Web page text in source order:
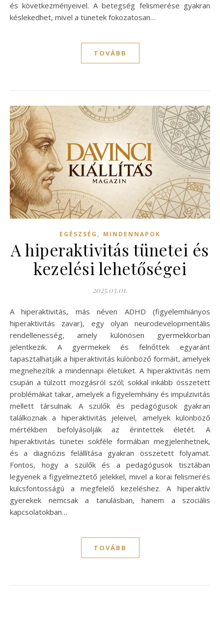
és következményeivel. A betegség felismerése gyakran
késlekedhet, mivel a tünetek fokozatosan…
TOVÁBB
EGÉSZSÉG , MINDENNAPOK
A hiperaktivitás tünetei és
kezelési lehetőségei
2025.03.01.
A hiperaktivitás, más néven ADHD (figyelemhiányos
hiperaktivitás zavar), egy olyan neurodevelopmentális
rendellenesség, amely különösen gyermekkorban
jelentkezik. A gyermekek és felnőttek egyaránt
tapasztalhatják a hiperaktivitás különböző formáit, amelyek
megnehezítik a mindennapi életüket. A hiperaktivitás nem
csupán a túlzott mozgásról szól; sokkal inkább összetett
problémákat takar, amelyek a figyelemhiány és impulzivitás
mellett társulnak. A szülők és pedagógusok gyakran
találkoznak a hiperaktivitás jeleivel, amelyek különböző
mértékben befolyásolják az érintettek életét. A
hiperaktivitás tünetei sokféle formában megjelenhetnek,
és a diagnózis felállítása gyakran összetett folyamat.
Fontos, hogy a szülők és a pedagógusok tisztában
legyenek a figyelmeztető jelekkel, mivel a korai felismerés
kulcsfontosságú a megfelelő kezeléshez. A hiperaktív
gyerekek nemcsak a tanulásban, hanem a szociális
kapcsolatokban…
TOVÁBB